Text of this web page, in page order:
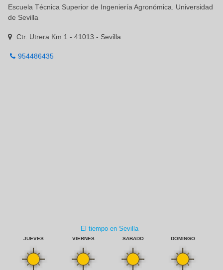
Escuela Técnica Superior de Ingeniería Agronómica. Universidad
de Sevilla
Ctr. Utrera Km 1 - 41013 - Sevilla
954486435